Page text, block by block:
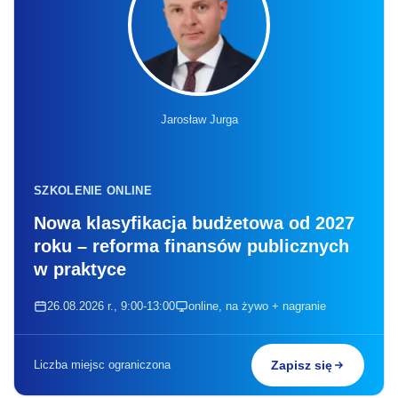
Jarosław Jurga
SZKOLENIE ONLINE
Nowa klasyfikacja budżetowa od 2027
roku – reforma finansów publicznych
w praktyce
26.08.2026 r., 9:00-13:00 online, na żywo + nagranie
Liczba miejsc ograniczona Zapisz się